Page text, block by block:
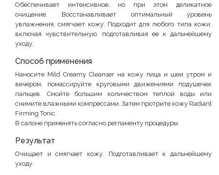
Обеспечивает интенсивное, но при этом деликатное
очищение. Восстанавливает оптимальный уровень
увлажнения, смягчает кожу. Подходит для любого типа кожи,
включая чувствительную, подготавливая ее к дальнейшему
уходу.
Способ применения
Наносите Mild Creamy Cleanser на кожу лица и шеи утром и
вечером, помассируйте круговыми движениями подушечек
пальцев. Смойте большим количеством теплой воды или
снимите влажными компрессами. Затем протрите кожу Radiant
Firming Tonic.
В салоне применять согласно регламенту процедуры.
Результат
Очищает и смягчает кожу. Подготавливает к дальнейшему
уходу.